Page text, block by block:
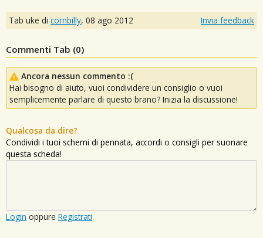
Tab uke di cornbilly, 08 ago 2012 Invia feedback
Commenti Tab (0)
Ancora nessun commento :(
Hai bisogno di aiuto, vuoi condividere un consiglio o vuoi
semplicemente parlare di questo brano? Inizia la discussione!
Qualcosa da dire?
Condividi i tuoi schemi di pennata, accordi o consigli per suonare
questa scheda!
Login oppure Registrati